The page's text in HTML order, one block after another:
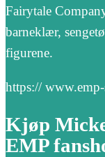
Fairytale
barneklær,
figurene.
https://
Kjøp
EMP